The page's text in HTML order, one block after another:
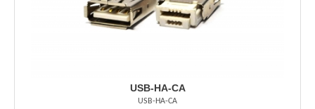
USB-HA-CA
USB-HA-CA